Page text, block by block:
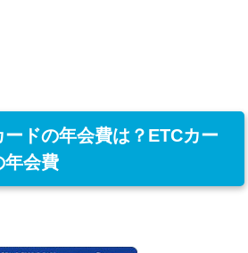
ドの年会費は？ETCカー
年会費